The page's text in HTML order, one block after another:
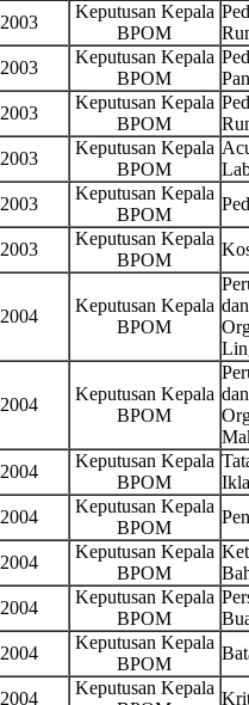
2003
Keputusan Kepala
BPOM
2003
Keputusan Kepala
BPOM
2003
Keputusan Kepala
BPOM
2003
Keputusan Kepala
BPOM
2003
Keputusan Kepala
BPOM
2003
Keputusan Kepala
BPOM
2004
Keputusan Kepala
BPOM
2004
Keputusan Kepala
BPOM
2004
Keputusan Kepala
BPOM
2004
Keputusan Kepala
BPOM
2004
Keputusan Kepala
BPOM
2004
Keputusan Kepala
BPOM
2004
Keputusan Kepala
BPOM
2004
Keputusan Kepala